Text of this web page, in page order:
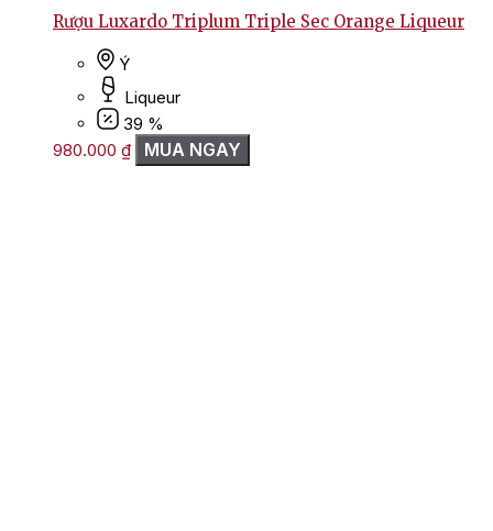
Rượu Luxardo Triplum Triple Sec Orange Liqueur
Ý
Liqueur
39 %
980.000 ₫ MUA NGAY